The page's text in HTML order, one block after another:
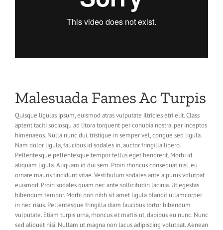
Malesuada Fames Ac Turpis
Quisque ligulas ipsum, euismod atras vulputate iltricies etri elit. Class
aptent taciti sociosqu ad litora torquent per conubia nostra, per inceptos
himenaeos. Nulla nunc dui, tristique in semper vel, congue sed ligula.
Nam dolor ligula, faucibus id sodales in, auctor fringilla libero.
Pellentesque pellentesque tempor tellus eget hendrerit. Morbi id
aliquam ligula. Aliquam id dui sem. Proin rhoncus consequat nisl, eu
ornare mauris tincidunt vitae. Vestibulum sodales ante a purus volutpat
euismod. Proin sodales quam nec ante sollicitudin lacinia. Ut egestas
bibendum tempor. Morbi non nibh sit amet ligula blandit ullamcorper
in nec risus. Pellentesque fringilla diam faucibus tortor bibendum
vulputate. Etiam turpis urna, rhoncus et mattis ut, dapibus eu nunc. Nunc
sed aliquet nisi. Nullam ut magna non lacus adipiscing volutpat. Aenean